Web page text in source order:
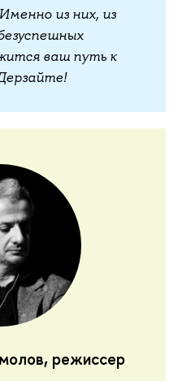
из них, из
ваш путь к
режиссер